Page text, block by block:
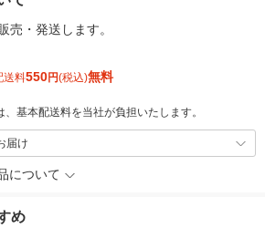
売・発送します。
送料550円(税込)無料
基本配送料を当社が負担いたします。
届け
について
め